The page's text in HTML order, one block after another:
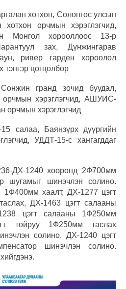
хотхон, Солонгос улсын
орчмын хэрэглэгчид,
Монгол хорооллоос 13-р
зах, Дүнжингарав
ривер гарден хороолол
тэнгэр цогцолбор
гранд зочид буудал,
хэрэглэгчид, АШУИС-
орчмын хэрэглэгчид
салаа, Баянзүрх дүүргийн
УДДТ-15-с хангагддаг
ДХ-1240 хооронд 2Ф700мм
шугамыг шинэчлэн солино.
1Ф400мм хаалт, ДХ-1277 цэгт
ДХ-1463 цэгт салааны
цэгт салааны 1Ф250мм
тойруу 1Ф250мм таслах
солино. ДХ-1240 цэгт
шинэчлэн солино.